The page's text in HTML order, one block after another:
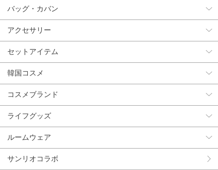
バッグ・カバン
アクセサリー
セットアイテム
韓国コスメ
コスメブランド
ライフグッズ
ルームウェア
サンリオコラボ